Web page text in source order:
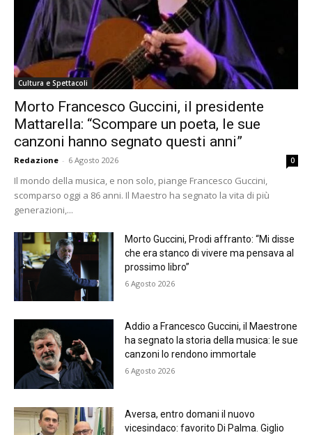
Cultura e Spettacoli
Morto Francesco Guccini, il presidente
Mattarella: “Scompare un poeta, le sue
canzoni hanno segnato questi anni”
Redazione - 6 Agosto 2026 0
Il mondo della musica, e non solo, piange Francesco Guccini,
scomparso oggi a 86 anni. Il Maestro ha segnato la vita di più
generazioni,...
Morto Guccini, Prodi affranto: “Mi disse
che era stanco di vivere ma pensava al
prossimo libro”
6 Agosto 2026
Addio a Francesco Guccini, il Maestrone
ha segnato la storia della musica: le sue
canzoni lo rendono immortale
6 Agosto 2026
Aversa, entro domani il nuovo
vicesindaco: favorito Di Palma. Giglio